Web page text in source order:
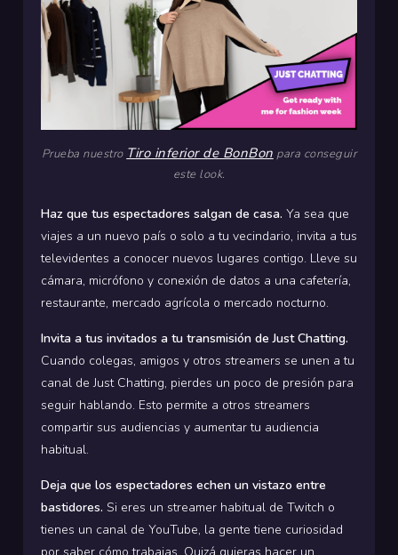
Prueba nuestro Tiro inferior de BonBon para conseguir
este look.
Haz que tus espectadores salgan de casa. Ya sea que
viajes a un nuevo país o solo a tu vecindario, invita a tus
televidentes a conocer nuevos lugares contigo. Lleve su
cámara, micrófono y conexión de datos a una cafetería,
restaurante, mercado agrícola o mercado nocturno.
Invita a tus invitados a tu transmisión de Just Chatting.
Cuando colegas, amigos y otros streamers se unen a tu
canal de Just Chatting, pierdes un poco de presión para
seguir hablando. Esto permite a otros streamers
compartir sus audiencias y aumentar tu audiencia
habitual.
Deja que los espectadores echen un vistazo entre
bastidores. Si eres un streamer habitual de Twitch o
tienes un canal de YouTube, la gente tiene curiosidad